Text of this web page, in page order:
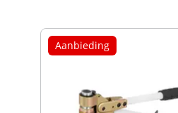
Aanbieding